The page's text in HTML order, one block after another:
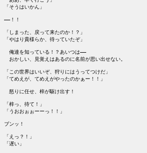
「そうはいかん」
――！！
「しまった、戻って来たのか！？」
「やはり貴様らか、待っていたぞ」
俺達を知っている！？あいつは――
おかしい、見覚えはあるのに名前が思い出せない。
「この世界はいいぞ、狩りにはうってつけだ」
「てめえが、てめえがやったのかぁー！！」
怒りに任せ、梓が駆け出す！
「梓っ、待て！」
「うおおぉぉーーっ！！」
ブンッ！
「えっ？！」
「遅い」